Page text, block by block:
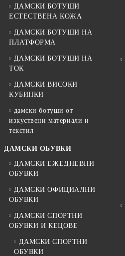
ДАМСКИ БОТУШИ
ЕСТЕСТВЕНА КОЖА
ДАМСКИ БОТУШИ НА
ПЛАТФОРМА
ДАМСКИ БОТУШИ НА
ТОК
ДАМСКИ ВИСОКИ
КУБИНКИ
дамски ботуши от
изкуствени материали и
текстил
ДАМСКИ ОБУВКИ
ДАМСКИ ЕЖЕДНЕВНИ
ОБУВКИ
ДАМСКИ ОФИЦИАЛНИ
ОБУВКИ
ДАМСКИ СПОРТНИ
ОБУВКИ И КЕЦОВЕ
ДАМСКИ СПОРТНИ
ОБУВКИ